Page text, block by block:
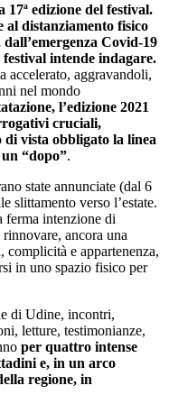
edizione del festival.
al distanziamento fisico
Covid-19
intende indagare.
accelerato, aggravandoli,
nel mondo
l’edizione 2021
cruciali,
di vista obbligato la linea
“dopo”.
state annunciate (dal 6
slittamento verso l’estate.
ferma intenzione di
ancora una
e appartenenza,
in uno spazio fisico per
di Udine, incontri,
letture, testimonianze,
per quattro intense
e, in un arco
regione, in